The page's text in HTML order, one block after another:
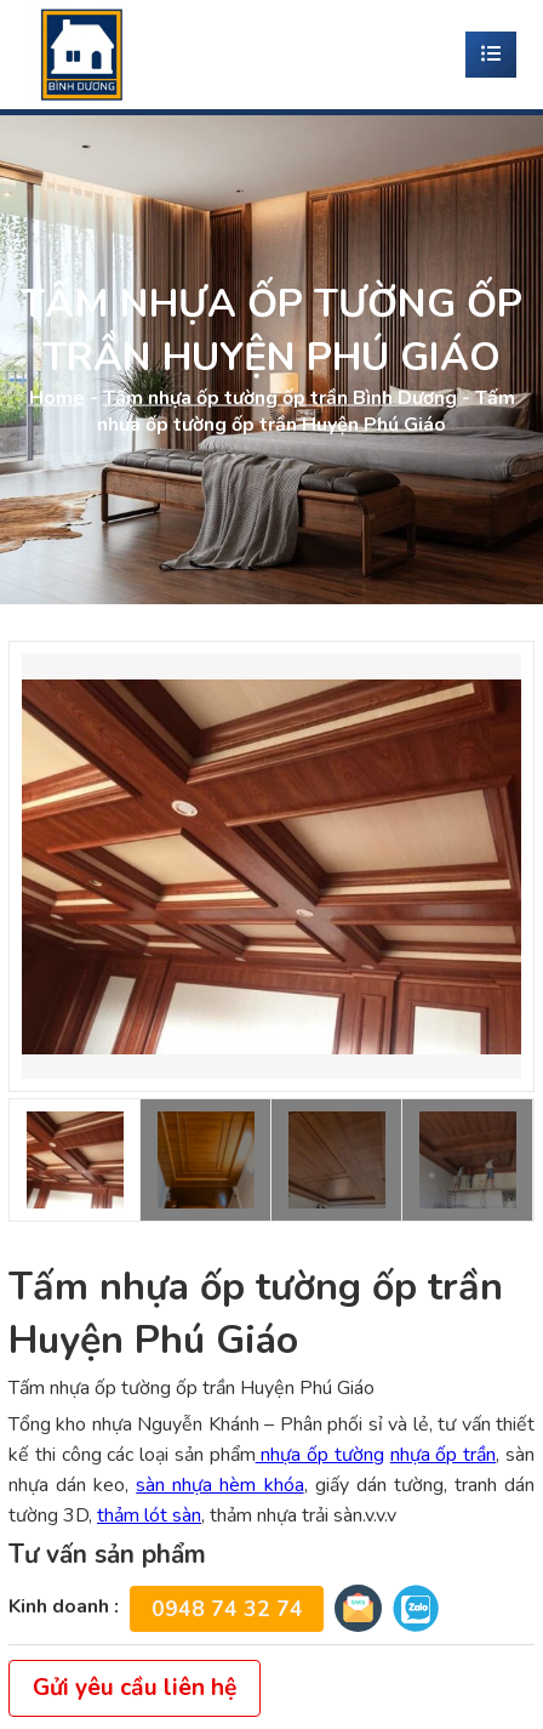
TẤM NHỰA ỐP TƯỜNG ỐP
TRẦN HUYỆN PHÚ GIÁO
Home -Tấm nhựa ốp tường ốp trần Bình Dương-Tấm
nhựa ốp tường ốp trần Huyện Phú Giáo
Tấm nhựa ốp tường ốp trần
Huyện Phú Giáo
Tấm nhựa ốp tường ốp trần Huyện Phú Giáo
Tổng kho nhựa Nguyễn Khánh – Phân phối sỉ và lẻ, tư vấn thiết
kế thi công các loại sản phẩm nhựa ốp tường nhựa ốp trần, sàn
nhựa dán keo,sàn nhựa hèm khóa, giấy dán tường, tranh dán
tường 3D, thảm lót sàn, thảm nhựa trải sàn.v.v.v
Tư vấn sản phẩm
Kinh doanh : 0948 74 32 74
Gửi yêu cầu liên hệ